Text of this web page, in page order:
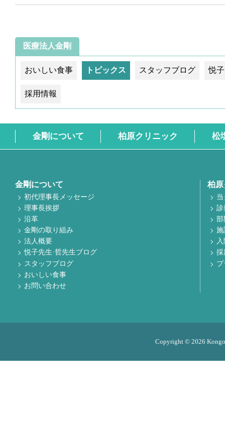
医療法人金剛
おいしい食事 トピックス スタッフブログ 悦
採用情報
金剛について 柏原クリニック 松
金剛について
初代理事長メッセージ
理事長挨拶
沿革
金剛の取り組み
法人概要
悦子先生·哲先生ブログ
スタッフブログ
おいしい食事
お問い合わせ
柏
診
部
施
採
Copyright © 2026